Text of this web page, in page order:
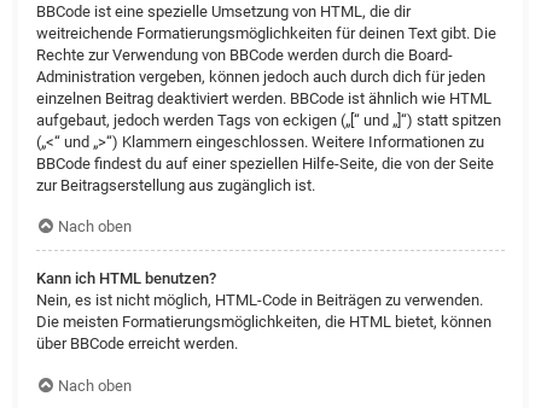
BBCode ist eine spezielle Umsetzung von HTML, die dir
weitreichende Formatierungsmöglichkeiten für deinen Text gibt. Die
Rechte zur Verwendung von BBCode werden durch die Board-
Administration vergeben, können jedoch auch durch dich für jeden
einzelnen Beitrag deaktiviert werden. BBCode ist ähnlich wie HTML
aufgebaut, jedoch werden Tags von eckigen („[“ und „]“) statt spitzen
(„<“ und „>“) Klammern eingeschlossen. Weitere Informationen zu
BBCode findest du auf einer speziellen Hilfe-Seite, die von der Seite
zur Beitragserstellung aus zugänglich ist.
Nach oben
Kann ich HTML benutzen?
Nein, es ist nicht möglich, HTML-Code in Beiträgen zu verwenden.
Die meisten Formatierungsmöglichkeiten, die HTML bietet, können
über BBCode erreicht werden.
Nach oben